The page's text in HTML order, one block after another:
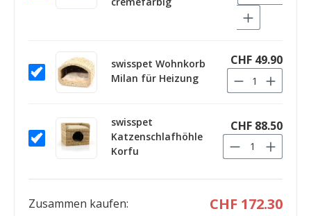
swisspet Wohnkorb
Milan für Heizung
CHF 49.90
swisspet
Katzenschlafhöhle
Korfu
CHF 88.50
Zusammen kaufen: CHF 172.30